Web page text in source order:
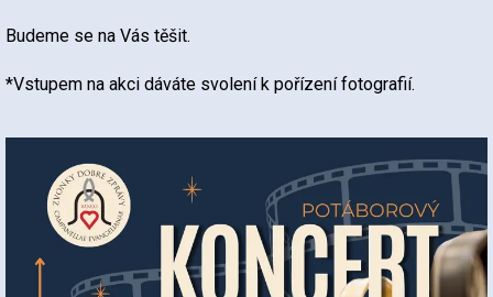
Budeme se na Vás těšit.
*Vstupem na akci dáváte svolení k pořízení fotografií.